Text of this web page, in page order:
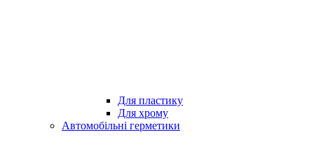
Для пластику
Для хрому
Автомобільні герметики